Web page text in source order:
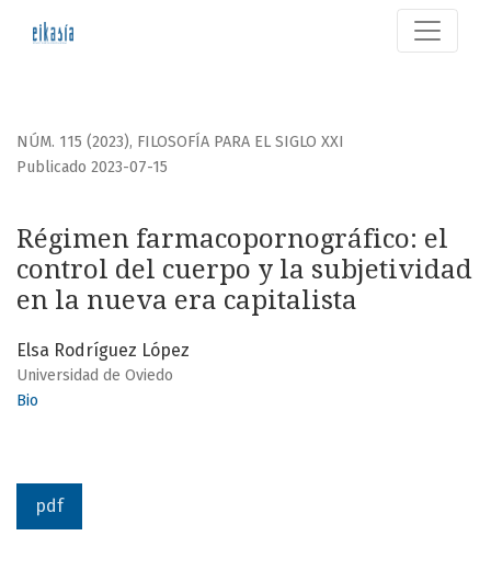
NÚM. 115 (2023), FILOSOFÍA PARA EL SIGLO XXI
Régimen farmacopornográfico: el
control del cuerpo y la subjetividad
en la nueva era capitalista
Publicado 2023-07-15
Elsa Rodríguez López
Universidad de Oviedo
Bio
pdf